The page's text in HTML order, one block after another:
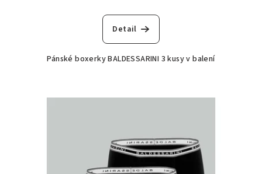
Detail
Pánské boxerky BALDESSARINI 3 kusy v balení